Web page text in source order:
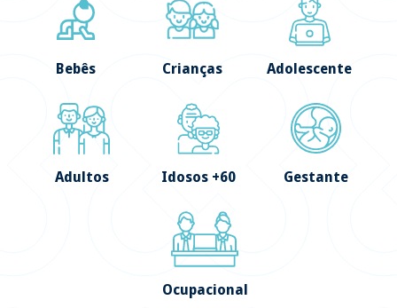
Bebês Crianças Adolescente
Adultos Idosos +60 Gestante
Ocupacional